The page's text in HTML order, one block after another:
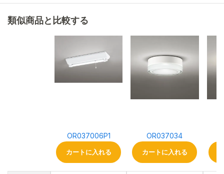
類似商品と比較する
OR037006P1
カートに入れる
OR037034
カートに入れる